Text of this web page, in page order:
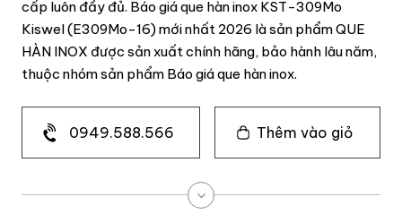
cấp luôn đầy đủ. Báo giá que hàn inox KST-309Mo
Kiswel (E309Mo-16) mới nhất 2026 là sản phẩm QUE
HÀN INOX được sản xuất chính hãng, bảo hành lâu năm,
thuộc nhóm sản phẩm Báo giá que hàn inox.
0949.588.566 Thêm vào giỏ